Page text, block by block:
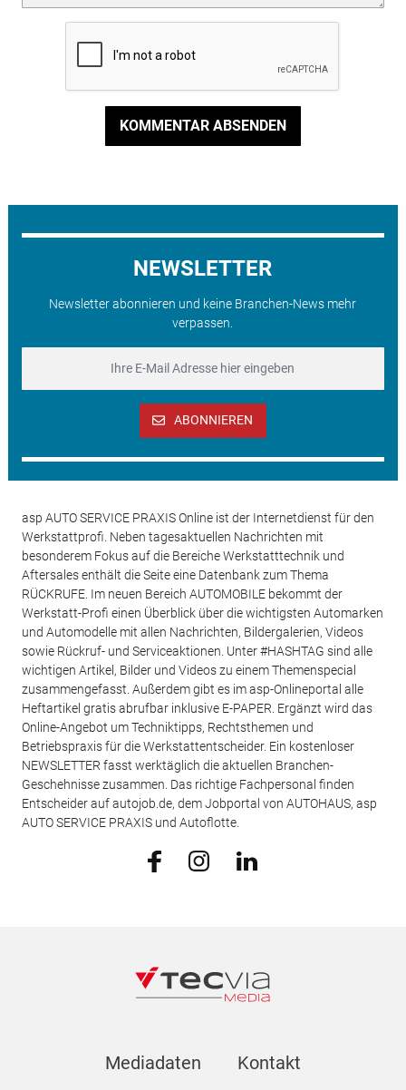
KOMMENTAR ABSENDEN
NEWSLETTER
Newsletter abonnieren und keine Branchen-News mehr
verpassen.
ABONNIEREN
asp AUTO SERVICE PRAXIS Online ist der Internetdienst für den
Werkstattprofi. Neben tagesaktuellen Nachrichten mit
besonderem Fokus auf die Bereiche Werkstatttechnik und
Aftersales enthält die Seite eine Datenbank zum Thema
RÜCKRUFE. Im neuen Bereich AUTOMOBILE bekommt der
Werkstatt-Profi einen Überblick über die wichtigsten Automarken
und Automodelle mit allen Nachrichten, Bildergalerien, Videos
sowie Rückruf- und Serviceaktionen. Unter #HASHTAG sind alle
wichtigen Artikel, Bilder und Videos zu einem Themenspecial
zusammengefasst. Außerdem gibt es im asp-Onlineportal alle
Heftartikel gratis abrufbar inklusive E-PAPER. Ergänzt wird das
Online-Angebot um Techniktipps, Rechtsthemen und
Betriebspraxis für die Werkstattentscheider. Ein kostenloser
NEWSLETTER fasst werktäglich die aktuellen Branchen-
Geschehnisse zusammen. Das richtige Fachpersonal finden
Entscheider auf autojob.de, dem Jobportal von AUTOHAUS, asp
AUTO SERVICE PRAXIS und Autoflotte.
Mediadaten Kontakt